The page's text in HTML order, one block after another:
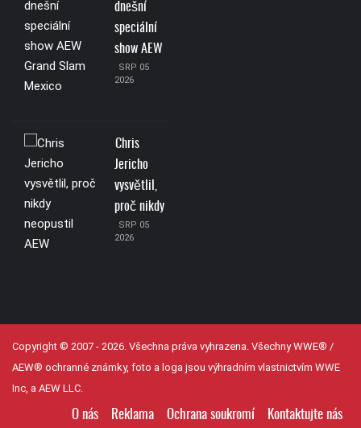
dnešní
speciální
show AEW
SRP 05
2026
Chris
Jericho
vysvětlil,
proč nikdy
SRP 05
2026
Copyright © 2007 - 2026. Všechna práva vyhrazena. Všechny WWE® /
AEW® ochranné známky, foto a loga jsou výhradním vlastnictvím WWE
Inc, a AEW LLC.
O nás Reklama Ochrana soukromí Kontaktujte nás